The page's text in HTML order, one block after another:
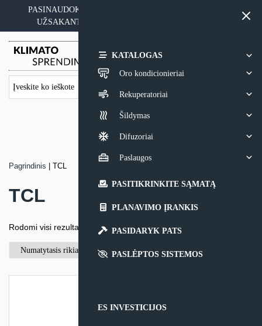
content
PASINAUDOKITE YPATINGAIS KAINOS PASIŪLYMAIS
UŽSAKANT ĮRANGĄ SU MONTAVIMO PASLAUGA
KATALOGAS
Oro kondicionieriai
Rekuperatoriai
Šildymas
Difuzoriai
Paslaugos
PASITIKRINKITE SĄMATĄ
PLANAVIMO ĮRANKIS
PASIDARYK PATS
PASLĖPTOS SISTEMOS
ES INVESTICIJOS
Pagrindinis TCL
TCL
Rodomi visi rezultatai: 10